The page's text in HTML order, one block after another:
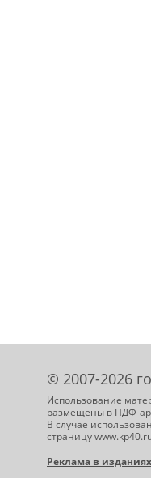
© 2007-2026
Использование
размещены в ПДФ-
В случае
страницу
Реклама в